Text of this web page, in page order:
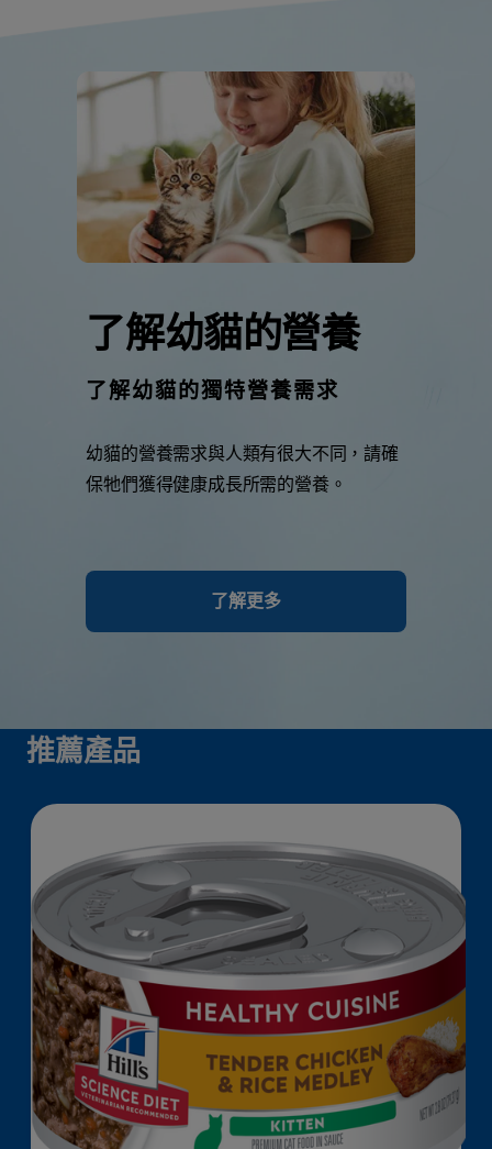
了解幼貓的營養
了解幼貓的獨特營養需求
幼貓的營養需求與人類有很大不同，請確
保牠們獲得健康成長所需的營養。
了解更多
推薦產品